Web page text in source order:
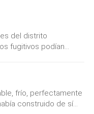
herida y
a casa. Verla
—dijo el
en una banca
¿Cómo te
del distrito
fugitivos podían
le cubría la mitad
mantenía su flequillo
el de alguien que
vez Milenne
frío, perfectamente
construido de sí